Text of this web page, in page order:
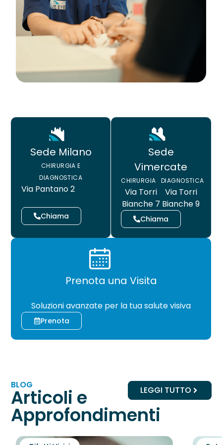
Sede Milano
CHIRURGIA E
DIAGNOSTICA
Via Pantano 2
Chiama
Sede
Vimercate
CHIRURGIA
Via Torri
Bianche 7
DIAGNOSTICA
Via Torri
Bianche 9
Chiama
Prenota una Visita
Soluzioni avanzate per la tua salute visiva
Prenota
BLOG
Articoli e
Approfondimenti
LEGGI TUTTO
Maculopatie
Occhio Secco
›
Neurite Ottica
OCT – Segmento Posteriore
OCT – Segmento Anteriore
Pachimetria
Pupillometria
Topografia Corneale